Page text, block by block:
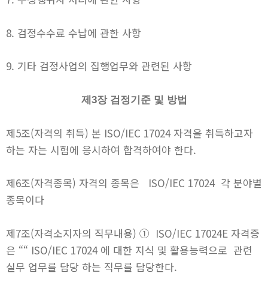
8. 검정수수료 수납에 관한 사항
9. 기타 검정사업의 집행업무와 관련된 사항
제3장 검정기준 및 방법
제5조(자격의 취득) 본 ISO/IEC 17024 자격을 취득하고자
하는 자는 시험에 응시하여 합격하여야 한다.
제6조(자격종목) 자격의 종목은 ISO/IEC 17024 각 분야별
종목이다
제7조(자격소지자의 직무내용) ① ISO/IEC 17024E 자격증
은 ““ ISO/IEC 17024 에 대한 지식 및 활용능력으로 관련
실무 업무를 담당 하는 직무를 담당한다.